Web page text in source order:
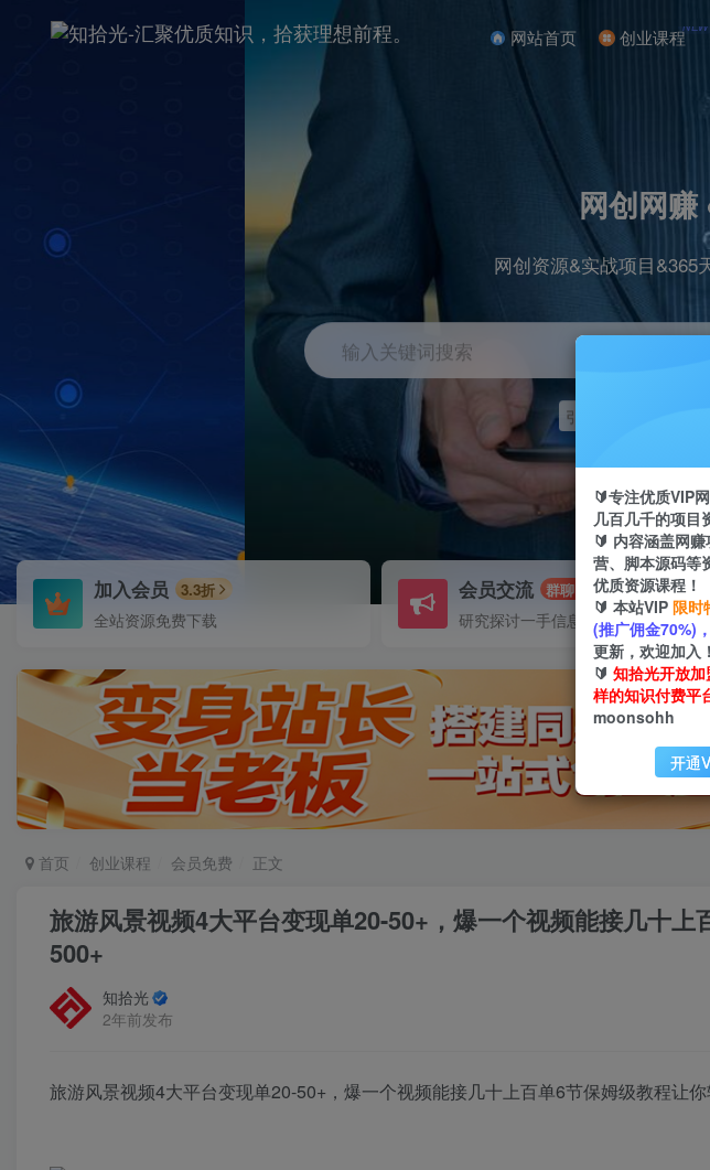
网站首页 创业课程NEW
网创网
网创资源&实战项目&365
输入关键词搜索
引流
加入会员 3.3折
全站资源免费下载
会员交流 群聊
研究探讨一手信息差
首页 创业课程 会员免费 正文
旅游风景视频4大平台变现单20-50+，爆一个视频能接几十上
500+
知拾光
2年前发布
旅游风景视频4大平台变现单20-50+，爆一个视频能接几十上百单6节保姆级教程让
🔰专注优质VIP
几百几千的项目
🔰 内容涵盖网
营、脚本源码等
优质资源课程！
🔰 本站VIP 限时
(推广佣金70%)，
更新，欢迎加入！
🔰 知拾光开放
样的知识付费平
moonsohh
开通